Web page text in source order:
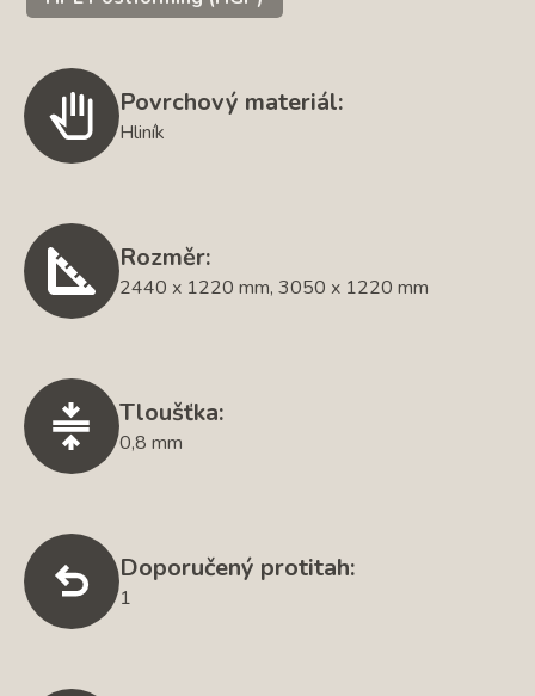
Povrchový materiál:
Hliník
Rozměr:
2440 x 1220 mm, 3050 x 1220 mm
Tloušťka:
0,8 mm
Doporučený protitah:
1